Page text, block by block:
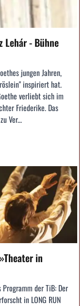
Lehár - Bühne
jungen Jahren,
inspiriert hat.
verliebt sich im
Friederike. Das
Ver...
in
der TiB: Der
in LONG RUN